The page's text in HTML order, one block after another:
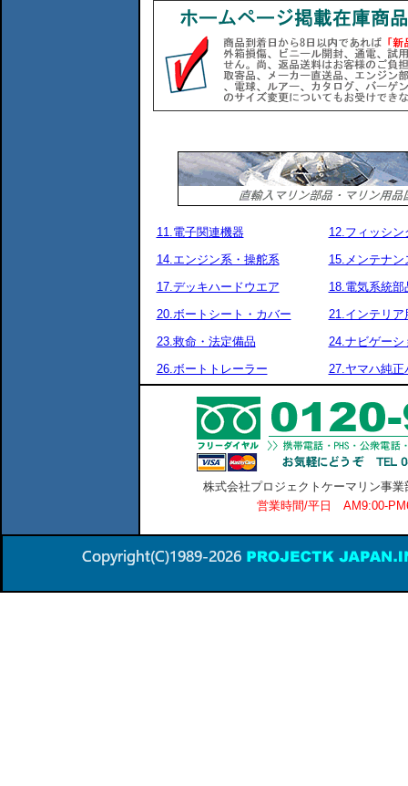
11.電子関連機器
12.フィッシン
14.エンジン系・操舵系
15.メンテナン
17.デッキハードウエア
18.電気系統部
20.ボートシート・カバー
21.インテリア
23.救命・法定備品
24.ナビゲーシ
26.ボートトレーラー
27.ヤマハ純正
株式会社プロジェクトケーマリン事
営業時間/平日 AM9:00-